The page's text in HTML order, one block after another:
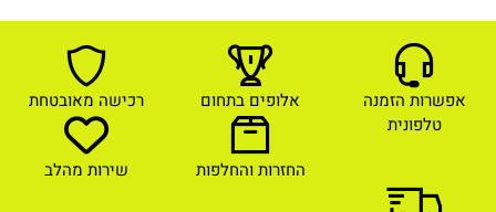
אפשרות הזמנה
טלפונית
אלופים בתחום רכישה מאובטחת
החזרות והחלפות שירות מהלב